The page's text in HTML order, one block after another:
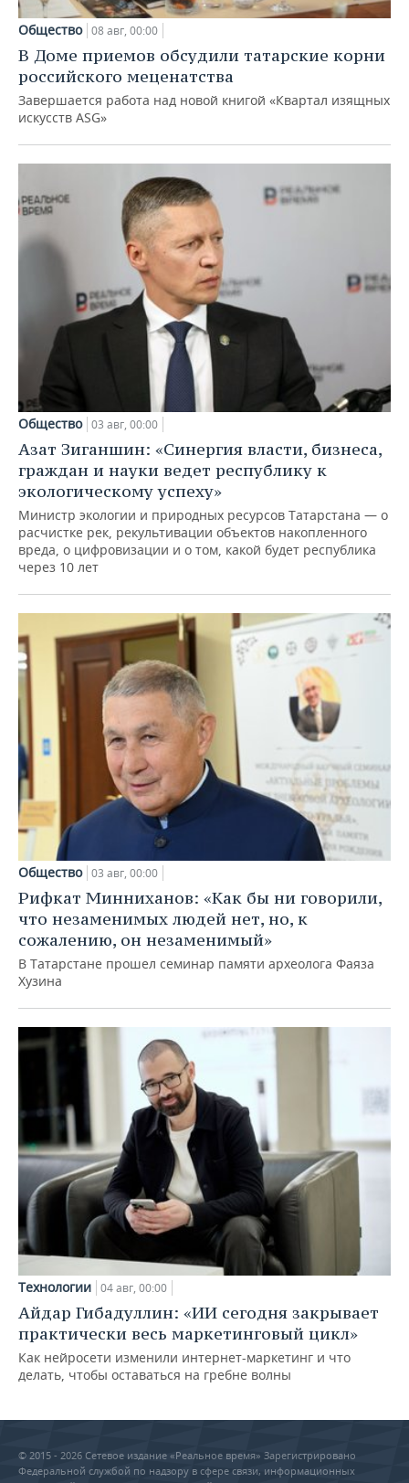
Общество 08 авг, 00:00
В Доме приемов обсудили татарские корни
российского меценатства
Завершается работа над новой книгой «Квартал изящных
искусств ASG»
Общество 03 авг, 00:00
Азат Зиганшин: «Синергия власти, бизнеса,
граждан и науки ведет республику к
экологическому успеху»
Министр экологии и природных ресурсов Татарстана — о
расчистке рек, рекультивации объектов накопленного
вреда, о цифровизации и о том, какой будет республика
через 10 лет
Общество 03 авг, 00:00
Рифкат Минниханов: «Как бы ни говорили,
что незаменимых людей нет, но, к
сожалению, он незаменимый»
В Татарстане прошел семинар памяти археолога Фаяза
Хузина
Технологии 04 авг, 00:00
Айдар Гибадуллин: «ИИ сегодня закрывает
практически весь маркетинговый цикл»
Как нейросети изменили интернет-маркетинг и что
делать, чтобы оставаться на гребне волны
© 2015 - 2026 Сетевое издание «Реальное время» Зарегистрировано
Федеральной службой по надзору в сфере связи, информационных